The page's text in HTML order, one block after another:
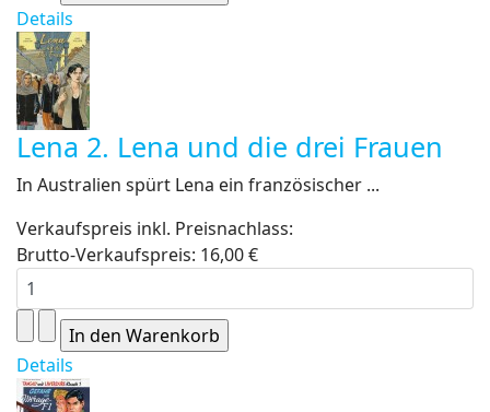
Details
Lena 2. Lena und die drei Frauen
In Australien spürt Lena ein französischer ...
Verkaufspreis inkl. Preisnachlass:
Brutto-Verkaufspreis: 16,00 €
Details